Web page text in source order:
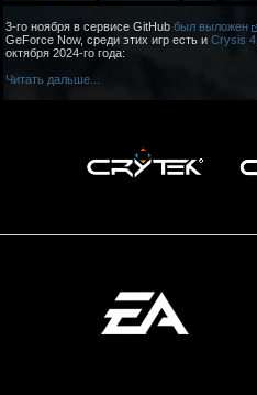
3-го ноября в сервисе GitHub был выложен
GeForce Now, среди этих игр есть и Crysis 4
октября 2024-го года:
Читать дальше...